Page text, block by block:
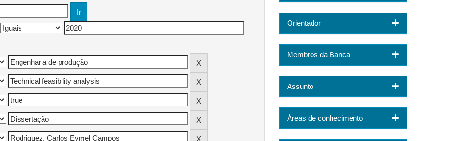
Orientador
Membros da Banca
Assunto
Áreas de conhecimento